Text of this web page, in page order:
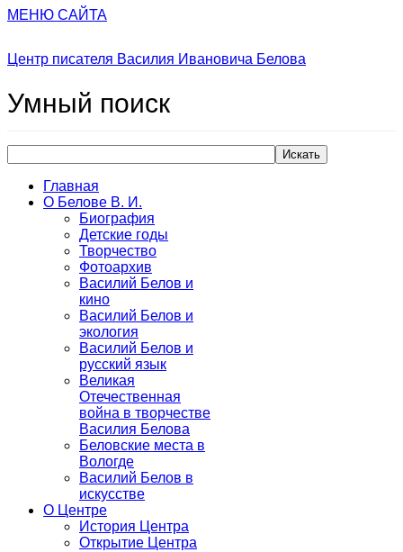
МЕНЮ САЙТА
Центр писателя Василия Ивановича Белова
Умный поиск
Искать
Главная
О Белове В. И.
Биография
Детские годы
Творчество
Фотоархив
Василий Белов и
кино
Василий Белов и
экология
Василий Белов и
русский язык
Великая
Отечественная
война в творчестве
Василия Белова
Беловские места в
Вологде
Василий Белов в
искусстве
О Центре
История Центра
Открытие Центра